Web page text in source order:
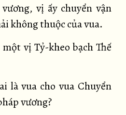
vị ấy chuyển vận
không thuộc của vua.
vị Tỷ-kheo bạch Thế
là vua cho vua Chuyển
vương?